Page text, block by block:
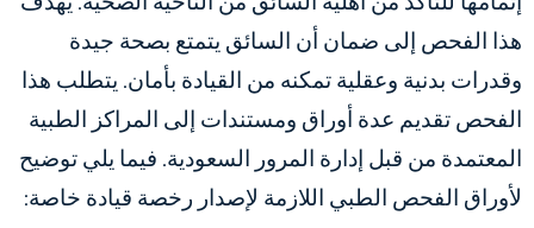
هذا الفحص إلى ضمان أن السائق يتمتع بصحة جيدة
وقدرات بدنية وعقلية تمكنه من القيادة بأمان. يتطلب هذا
الفحص تقديم عدة أوراق ومستندات إلى المراكز الطبية
المعتمدة من قبل إدارة المرور السعودية. فيما يلي توضيح
لأوراق الفحص الطبي اللازمة لإصدار رخصة قيادة خاصة: